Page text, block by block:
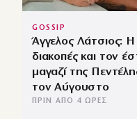
GOSSIP
Άγγελος Λάτσιος:
διακοπές και τον
μαγαζί της
τον Αύγουστο
ΠΡΙΝ ΑΠΌ 4 ΏΡΕΣ